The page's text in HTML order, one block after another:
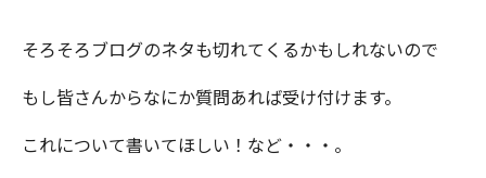
そろそろブログのネタも切れてくるかもしれないので
もし皆さんからなにか質問あれば受け付けます。
これについて書いてほしい！など・・・。